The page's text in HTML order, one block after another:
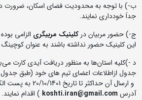
ب-) با توجه به محدودیت فضای اسکان، ضرورت
جداَ خودداری نمایند.
ج-) حضور مربیان درکلینیک مربیگری الزامی
این کلینیک حضور نداشته باشند به عنوان
د -)کلیه استان‌ها به منظور دریافت آیدی کارت
جدول ازاطلاعات اعضای تیم های خود (طبق
و ارسال آن حداکثر تا
آدرس
) اقدام نمایند.